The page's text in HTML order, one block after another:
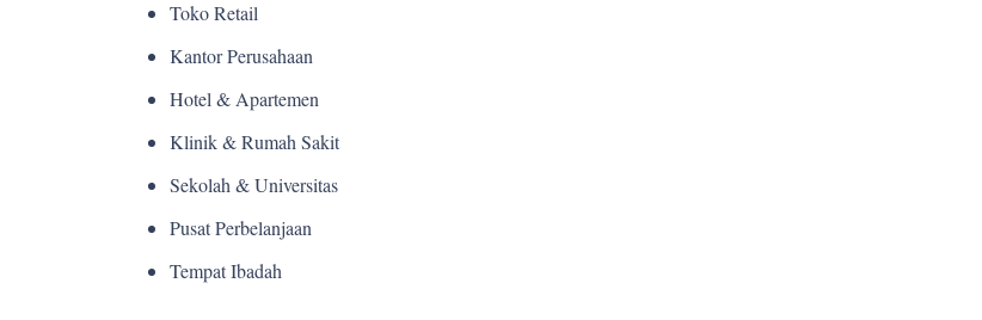
Toko Retail
Kantor Perusahaan
Hotel & Apartemen
Klinik & Rumah Sakit
Sekolah & Universitas
Pusat Perbelanjaan
Tempat Ibadah